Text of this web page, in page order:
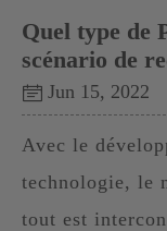
Quel type de
scénario de
Jun 15, 2022
Avec le
technologie, le
tout est